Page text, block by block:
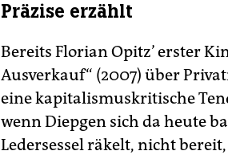
Präzise erzählt
Bereits Florian Opitz’ erster
Ausverkauf“ (2007) über
eine kapitalismuskritische
wenn Diepgen sich da heute
Ledersessel räkelt, nicht